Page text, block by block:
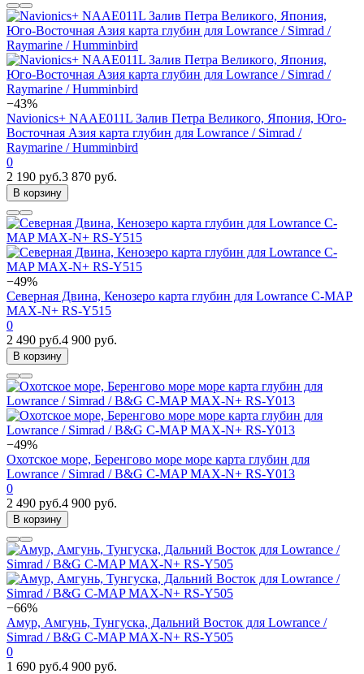
−43%
Navionics+ NAAE011L Залив Петра Великого, Япония, Юго-
Восточная Азия карта глубин для Lowrance / Simrad /
Raymarine / Humminbird
0
2 190 руб.3 870 руб.
В корзину
−49%
Северная Двина, Кенозеро карта глубин для Lowrance C-MAP
MAX-N+ RS-Y515
0
2 490 руб.4 900 руб.
В корзину
−49%
Охотское море, Беренгово море море карта глубин для
Lowrance / Simrad / B&G C-MAP MAX-N+ RS-Y013
0
2 490 руб.4 900 руб.
В корзину
−66%
Амур, Амгунь, Тунгуска, Дальний Восток для Lowrance /
Simrad / B&G C-MAP MAX-N+ RS-Y505
0
1 690 руб.4 900 руб.